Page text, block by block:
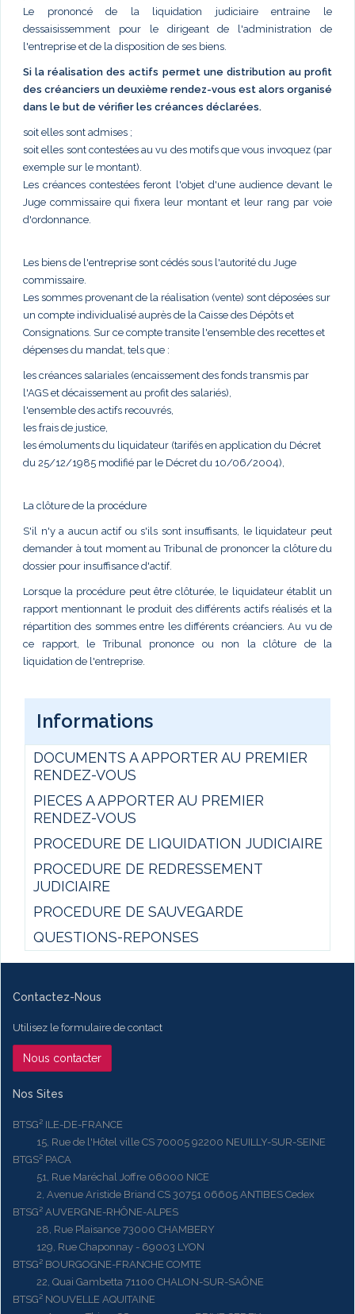
Le prononcé de la liquidation judiciaire entraine le
dessaisissemment pour le dirigeant de l'administration de
l'entreprise et de la disposition de ses biens.
Si la réalisation des actifs permet une distribution au profit
des créanciers un deuxième rendez-vous est alors organisé
dans le but de vérifier les créances déclarées.
soit elles sont admises ;
soit elles sont contestées au vu des motifs que vous invoquez (par
exemple sur le montant).
Les créances contestées feront l'objet d'une audience devant le
Juge commissaire qui fixera leur montant et leur rang par voie
d'ordonnance.
Les biens de l'entreprise sont cédés sous l'autorité du Juge
commissaire.
Les sommes provenant de la réalisation (vente) sont déposées sur
un compte individualisé auprès de la Caisse des Dépôts et
Consignations. Sur ce compte transite l'ensemble des recettes et
dépenses du mandat, tels que :
les créances salariales (encaissement des fonds transmis par
l'AGS et décaissement au profit des salariés),
l'ensemble des actifs recouvrés,
les frais de justice,
les émoluments du liquidateur (tarifés en application du Décret
du 25/12/1985 modifié par le Décret du 10/06/2004),
La clôture de la procédure
S'il n'y a aucun actif ou s'ils sont insuffisants, le liquidateur peut
demander à tout moment au Tribunal de prononcer la clôture du
dossier pour insuffisance d'actif.
Lorsque la procédure peut être clôturée, le liquidateur établit un
rapport mentionnant le produit des différents actifs réalisés et la
répartition des sommes entre les différents créanciers. Au vu de
ce rapport, le Tribunal prononce ou non la clôture de la
liquidation de l'entreprise.
Informations
DOCUMENTS A APPORTER AU PREMIER
RENDEZ-VOUS
PIECES A APPORTER AU PREMIER
RENDEZ-VOUS
PROCEDURE DE LIQUIDATION JUDICIAIRE
PROCEDURE DE REDRESSEMENT
JUDICIAIRE
PROCEDURE DE SAUVEGARDE
QUESTIONS-REPONSES
Contactez-Nous
Utilisez le formulaire de contact
Nous contacter
Nos Sites
BTSG² ILE-DE-FRANCE
15, Rue de l'Hôtel ville CS 70005 92200 NEUILLY-SUR-SEINE
BTGS² PACA
51, Rue Maréchal Joffre 06000 NICE
2, Avenue Aristide Briand CS 30751 06605 ANTIBES Cedex
BTSG² AUVERGNE-RHÔNE-ALPES
28, Rue Plaisance 73000 CHAMBERY
129, Rue Chaponnay - 69003 LYON
BTSG² BOURGOGNE-FRANCHE COMTE
22, Quai Gambetta 71100 CHALON-SUR-SAÔNE
BTSG² NOUVELLE AQUITAINE